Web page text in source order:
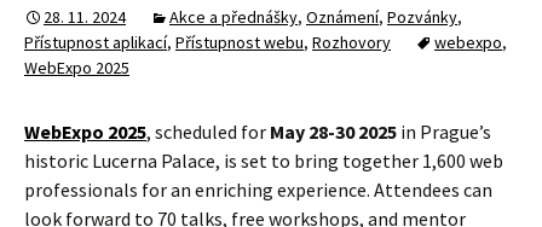
28. 11. 2024 Akce a přednášky, Oznámení, Pozvánky,
Přístupnost aplikací, Přístupnost webu, Rozhovory webexpo,
WebExpo 2025
WebExpo 2025, scheduled for May 28-30 2025 in Prague’s
historic Lucerna Palace, is set to bring together 1,600 web
professionals for an enriching experience. Attendees can
look forward to 70 talks, free workshops, and mentor